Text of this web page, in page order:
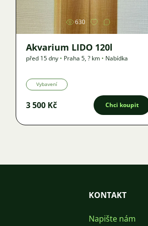
630
Akvarium LIDO 120l
před 15 dny • Praha 5,? km • Nabídka
Vybavení
3 500 Kč Chci koupit
KONTAKT
Napište nám